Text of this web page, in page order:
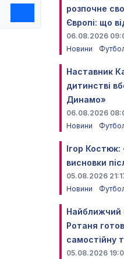
розпочне
Європі: що
06.08.2026
Новини
Наставник
дитинстві
Динамо»
06.08.2026
Новини
Ігор
висновки
05.08.2026
Новини
Найближчий
Ротаня
самостійну
05.08.2026